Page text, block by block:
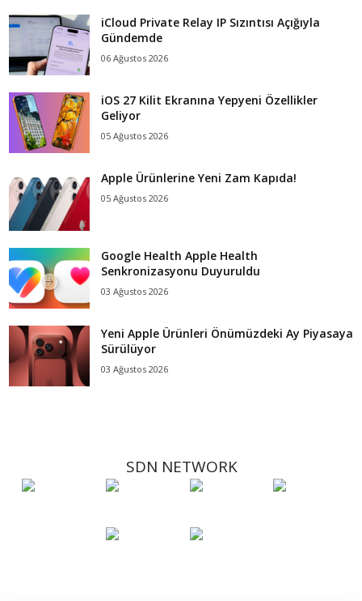
iCloud Private Relay IP Sızıntısı Açığıyla
Gündemde
06 Ağustos 2026
iOS 27 Kilit Ekranına Yepyeni Özellikler
Geliyor
05 Ağustos 2026
Apple Ürünlerine Yeni Zam Kapıda!
05 Ağustos 2026
Google Health Apple Health
Senkronizasyonu Duyuruldu
03 Ağustos 2026
Yeni Apple Ürünleri Önümüzdeki Ay Piyasaya
Sürülüyor
03 Ağustos 2026
SDN NETWORK